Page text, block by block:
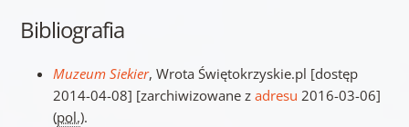
Bibliografia
Muzeum Siekier, Wrota Świętokrzyskie.pl [dostęp
2014-04-08] [zarchiwizowane z adresu 2016-03-06]
(pol.).